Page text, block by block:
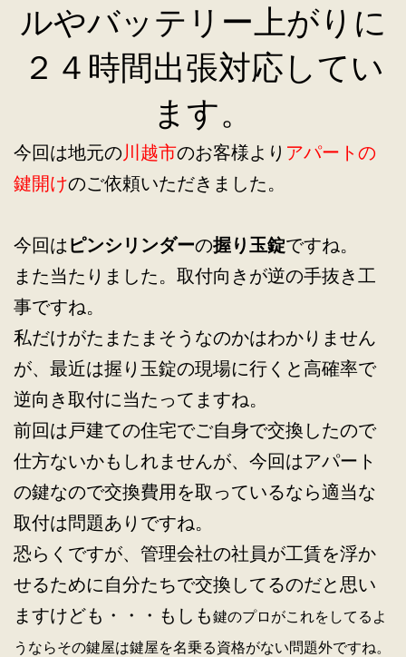
ルやバッテリー上がりに
２４時間出張対応してい
ます。
今回は地元の 川越市のお客様より アパートの
鍵開けのご依頼いただきました。
今回は ピンシリンダーの握り玉錠ですね。
また当たりました。取付向きが逆の手抜き工
事ですね。
私だけがたまたまそうなのかはわかりません
が、最近は握り玉錠の現場に行くと高確率で
逆向き取付に当たってますね。
前回は戸建ての住宅でご自身で交換したので
仕方ないかもしれませんが、今回はアパート
の鍵なので交換費用を取っているなら適当な
取付は問題ありですね。
恐らくですが、管理会社の社員が工賃を浮か
せるために自分たちで交換してるのだと思い
ますけども・・・もしも鍵のプロがこれをしてるよ
うならその鍵屋は鍵屋を名乗る資格がない問題外ですね。